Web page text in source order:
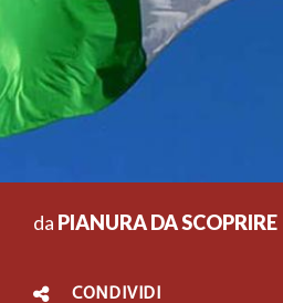
da PIANURA DA SCOPRIRE
CONDIVIDI